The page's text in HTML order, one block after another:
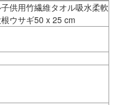
供用竹繊維タオル吸水柔軟
ウサギ50 x 25 cm